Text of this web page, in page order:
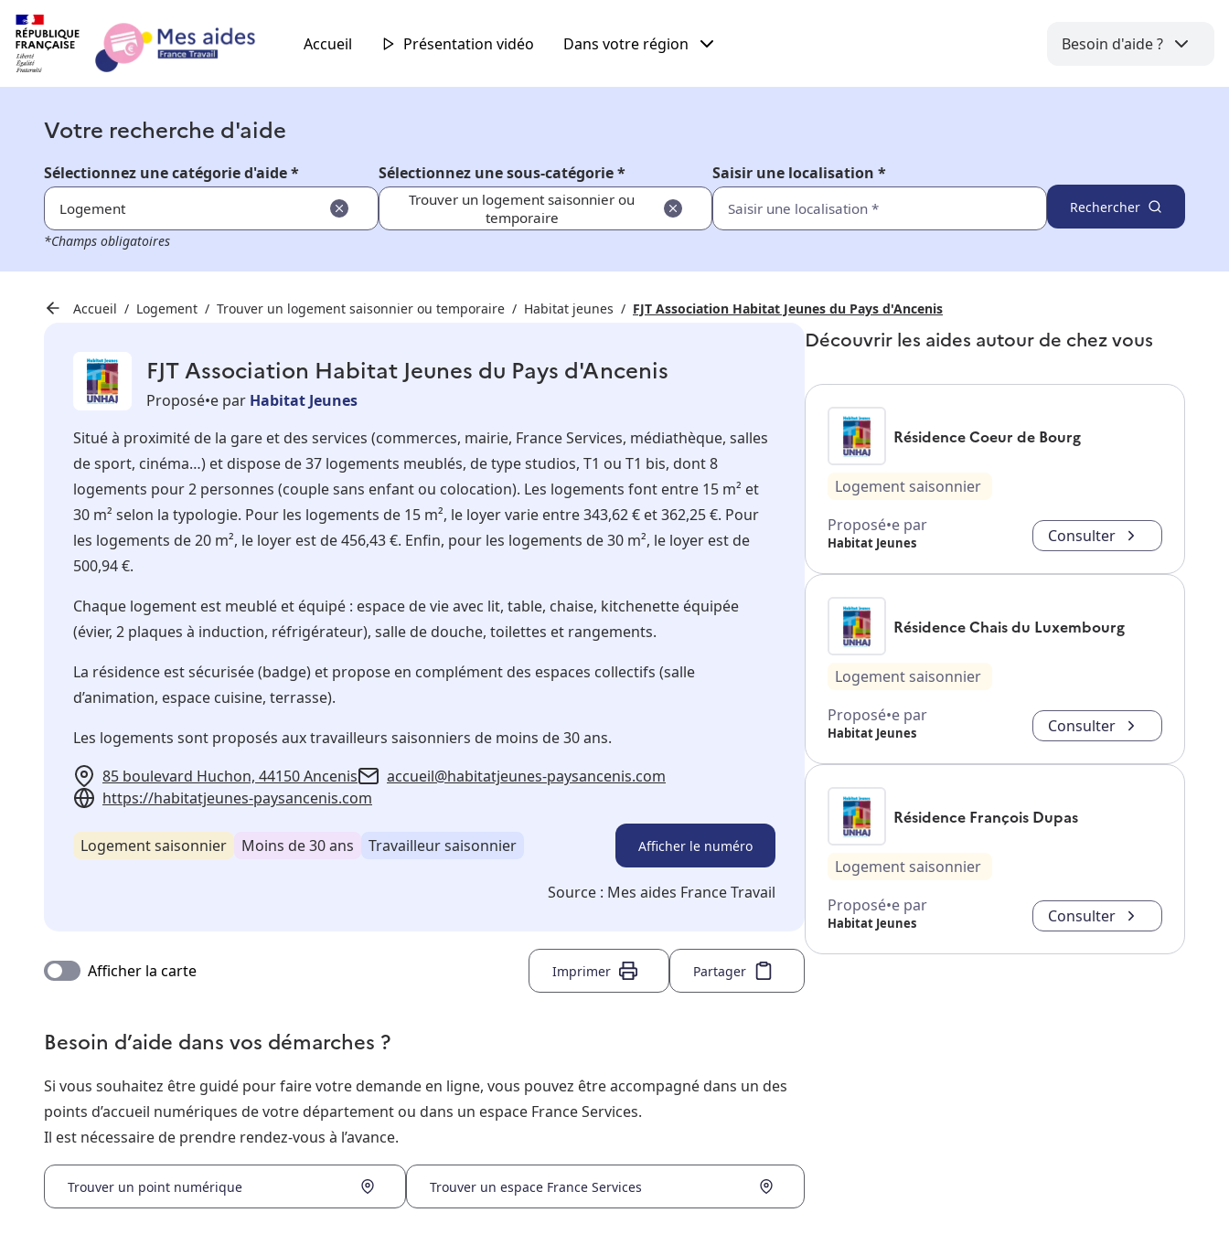
Accueil Présentation vidéo Dans votre région Besoin d'aide ?
Votre recherche d'aide
Sélectionnez une catégorie d'aide *
Logement
Sélectionnez une sous-catégorie *
Trouver un logement saisonnier ou
temporaire
Saisir une localisation *
Rechercher
*Champs obligatoires
Accueil Logement Trouver un logement saisonnier ou temporaire Habitat jeunes FJT Association Habitat Jeunes du Pays d'Ancenis
FJT Association Habitat Jeunes du Pays d'Ancenis
Proposé•e par Habitat Jeunes
Situé à proximité de la gare et des services (commerces, mairie, France Services, médiathèque, salles
de sport, cinéma…) et dispose de 37 logements meublés, de type studios, T1 ou T1 bis, dont 8
logements pour 2 personnes (couple sans enfant ou colocation). Les logements font entre 15 m² et
30 m² selon la typologie. Pour les logements de 15 m², le loyer varie entre 343,62 € et 362,25 €. Pour
les logements de 20 m², le loyer est de 456,43 €. Enfin, pour les logements de 30 m², le loyer est de
500,94 €.
Chaque logement est meublé et équipé : espace de vie avec lit, table, chaise, kitchenette équipée
(évier, 2 plaques à induction, réfrigérateur), salle de douche, toilettes et rangements.
La résidence est sécurisée (badge) et propose en complément des espaces collectifs (salle
d’animation, espace cuisine, terrasse).
Les logements sont proposés aux travailleurs saisonniers de moins de 30 ans.
85 boulevard Huchon, 44150 Ancenis
accueil@habitatjeunes-paysancenis.com
https://habitatjeunes-paysancenis.com
Logement saisonnier Moins de 30 ans Travailleur saisonnier Afficher le numéro
Source : Mes aides France Travail
Afficher la carte Imprimer Partager
Besoin d’aide dans vos démarches ?
Si vous souhaitez être guidé pour faire votre demande en ligne, vous pouvez être accompagné dans un des
points d’accueil numériques de votre département ou dans un espace France Services.
Il est nécessaire de prendre rendez-vous à l’avance.
Trouver un point numérique Trouver un espace France Services
Découvrir les aides autour de chez vous
Résidence Coeur de Bourg
Logement saisonnier
Proposé•e par
Habitat Jeunes Consulter
Résidence Chais du Luxembourg
Logement saisonnier
Proposé•e par
Habitat Jeunes Consulter
Résidence François Dupas
Logement saisonnier
Proposé•e par
Habitat Jeunes Consulter